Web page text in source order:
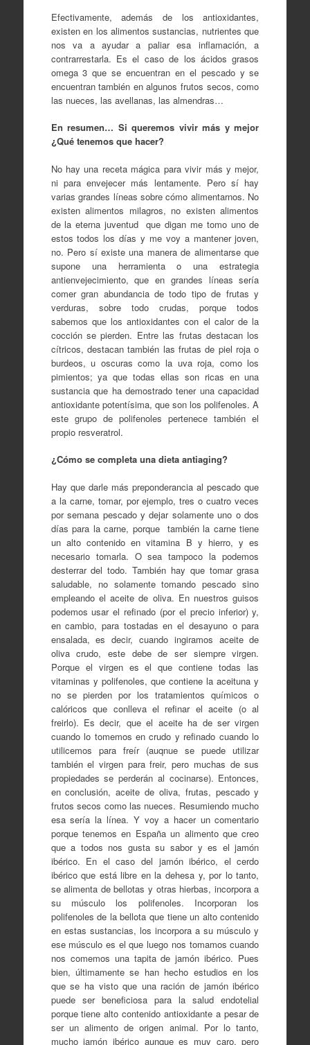
Efectivamente, además de los antioxidantes,
existen en los alimentos sustancias, nutrientes que
nos va a ayudar a paliar esa inflamación, a
contrarrestarla. Es el caso de los ácidos grasos
omega 3 que se encuentran en el pescado y se
encuentran también en algunos frutos secos, como
las nueces, las avellanas, las almendras…
En resumen… Si queremos vivir más y mejor
¿Qué tenemos que hacer?
No hay una receta mágica para vivir más y mejor,
ni para envejecer más lentamente. Pero sí hay
varias grandes líneas sobre cómo alimentarnos. No
existen alimentos milagros, no existen alimentos
de la eterna juventud que digan me tomo uno de
estos todos los días y me voy a mantener joven,
no. Pero sí existe una manera de alimentarse que
supone una herramienta o una estrategia
antienvejecimiento, que en grandes líneas sería
comer gran abundancia de todo tipo de frutas y
verduras, sobre todo crudas, porque todos
sabemos que los antioxidantes con el calor de la
cocción se pierden. Entre las frutas destacan los
cítricos, destacan también las frutas de piel roja o
burdeos, u oscuras como la uva roja, como los
pimientos; ya que todas ellas son ricas en una
sustancia que ha demostrado tener una capacidad
antioxidante potentísima, que son los polifenoles. A
este grupo de polifenoles pertenece también el
propio resveratrol.
¿Cómo se completa una dieta antiaging?
Hay que darle más preponderancia al pescado que
a la carne, tomar, por ejemplo, tres o cuatro veces
por semana pescado y dejar solamente uno o dos
días para la carne, porque también la carne tiene
un alto contenido en vitamina B y hierro, y es
necesario tomarla. O sea tampoco la podemos
desterrar del todo. También hay que tomar grasa
saludable, no solamente tomando pescado sino
empleando el aceite de oliva. En nuestros guisos
podemos usar el refinado (por el precio inferior) y,
en cambio, para tostadas en el desayuno o para
ensalada, es decir, cuando ingiramos aceite de
oliva crudo, este debe de ser siempre virgen.
Porque el virgen es el que contiene todas las
vitaminas y polifenoles, que contiene la aceituna y
no se pierden por los tratamientos químicos o
calóricos que conlleva el refinar el aceite (o al
freirlo). Es decir, que el aceite ha de ser virgen
cuando lo tomemos en crudo y refinado cuando lo
utilicemos para freír (auqnue se puede utilizar
también el virgen para freir, pero muchas de sus
propiedades se perderán al cocinarse). Entonces,
en conclusión, aceite de oliva, frutas, pescado y
frutos secos como las nueces. Resumiendo mucho
esa sería la línea. Y voy a hacer un comentario
porque tenemos en España un alimento que creo
que a todos nos gusta su sabor y es el jamón
ibérico. En el caso del jamón ibérico, el cerdo
ibérico que está libre en la dehesa y, por lo tanto,
se alimenta de bellotas y otras hierbas, incorpora a
su músculo los polifenoles. Incorporan los
polifenoles de la bellota que tiene un alto contenido
en estas sustancias, los incorpora a su músculo y
ese músculo es el que luego nos tomamos cuando
nos comemos una tapita de jamón ibérico. Pues
bien, últimamente se han hecho estudios en los
que se ha visto que una ración de jamón ibérico
puede ser beneficiosa para la salud endotelial
porque tiene alto contenido antioxidante a pesar de
ser un alimento de origen animal. Por lo tanto,
mucho jamón ibérico aunque es muy caro, pero